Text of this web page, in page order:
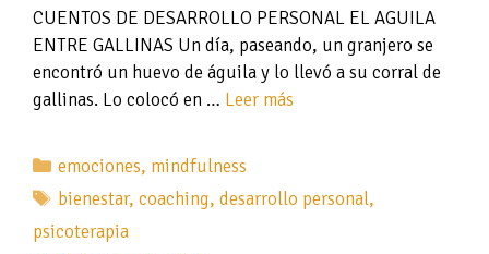
CUENTOS DE DESARROLLO PERSONAL EL AGUILA
ENTRE GALLINAS Un día, paseando, un granjero se
encontró un huevo de águila y lo llevó a su corral de
gallinas. Lo colocó en … Leer más
Categorías
emociones, mindfulness
Etiquetas
bienestar,coaching,desarrollo personal,
psicoterapia